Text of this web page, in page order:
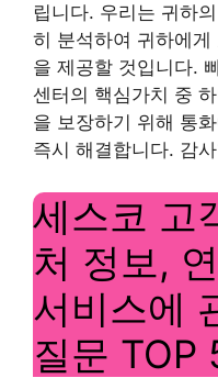
립니다. 우리는 귀하
히 분석하여 귀하에
을 제공할 것입니다.
센터의 핵심가치 중
을 보장하기 위해 통
즉시 해결합니다. 감
세스코 고
처 정보,
서비스에
질문 TOP